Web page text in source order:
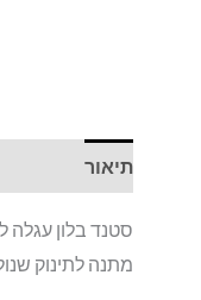
תיאור
סטנד בלון עגלה
מתנה לתינוק